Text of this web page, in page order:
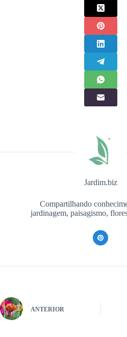
Jardim.biz
Compartilhando
jardinagem, paisagismo,
ANTERIOR